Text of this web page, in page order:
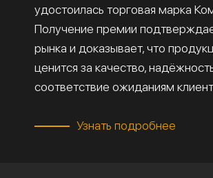
удостоилась торговая марка
Получение премии
рынка и доказывает, что
ценится за качество,
соответствие ожиданиям
Узнать подробнее